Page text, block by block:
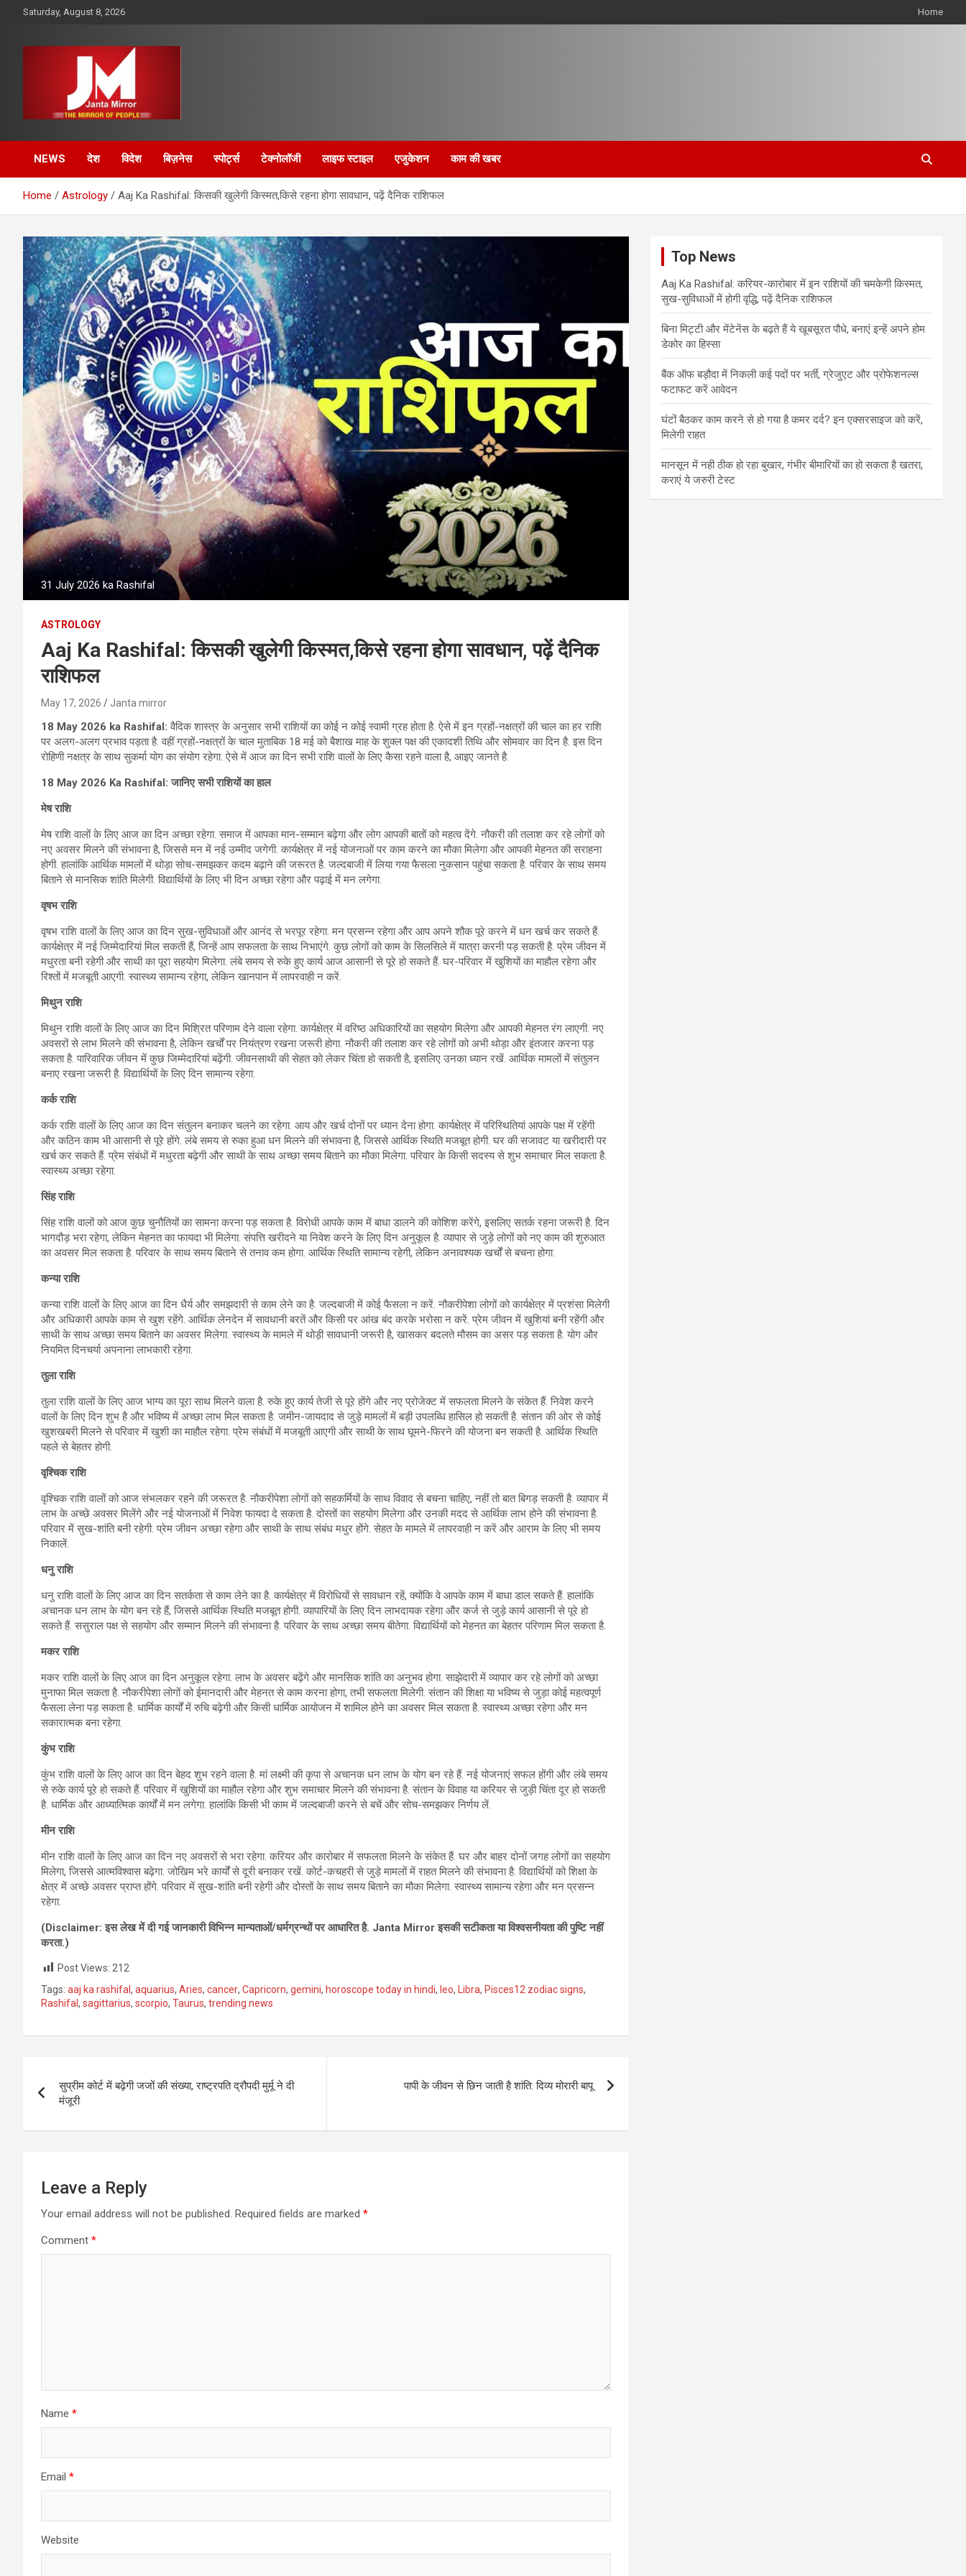
Saturday, August 8, 2026 Home
Janta Mirror
NEWS देश विदेश बिज़नेस स्पोर्ट्स टेक्नोलॉजी लाइफ स्टाइल एजुकेशन काम की खबर
Home Astrology Aaj Ka Rashifal: किसकी खुलेगी किस्मत,किसे रहना होगा सावधान, पढ़ें दैनिक राशिफल
31 July 2026 ka Rashifal
ASTROLOGY
Aaj Ka Rashifal: किसकी खुलेगी किस्मत,किसे रहना होगा सावधान, पढ़ें दैनिक
राशिफल
May 17, 2026 Janta mirror
18 May 2026 ka Rashifal:वैदिक शास्‍त्र के अनुसार सभी राशियों का कोई न कोई स्‍वामी ग्रह होता है. ऐसे में इन ग्रहों-नक्षत्रों की चाल का हर राशि
पर अलग-अलग प्रभाव पड़ता है. वहीं ग्रहों-नक्षत्रों के चाल मुताबिक 18 मई को बैशाख माह के शुक्ल पक्ष की एकादशी तिथि और सोमवार का दिन है. इस दिन
रोहिणी नक्षत्र के साथ सुकर्मा योग का संयोग रहेगा. ऐसे में आज का दिन सभी राशि वालों के लिए कैसा रहने वाला है, आइए जानते है.
18 May 2026 Ka Rashifal: जानिए सभी राशियों का हाल
मेष राशि
मेष राशि वालों के लिए आज का दिन अच्छा रहेगा. समाज में आपका मान-सम्मान बढ़ेगा और लोग आपकी बातों को महत्व देंगे. नौकरी की तलाश कर रहे लोगों को
नए अवसर मिलने की संभावना है, जिससे मन में नई उम्मीद जगेगी. कार्यक्षेत्र में नई योजनाओं पर काम करने का मौका मिलेगा और आपकी मेहनत की सराहना
होगी. हालांकि आर्थिक मामलों में थोड़ा सोच-समझकर कदम बढ़ाने की जरूरत है. जल्दबाजी में लिया गया फैसला नुकसान पहुंचा सकता है. परिवार के साथ समय
बिताने से मानसिक शांति मिलेगी. विद्यार्थियों के लिए भी दिन अच्छा रहेगा और पढ़ाई में मन लगेगा.
वृषभ राशि
वृषभ राशि वालों के लिए आज का दिन सुख-सुविधाओं और आनंद से भरपूर रहेगा. मन प्रसन्न रहेगा और आप अपने शौक पूरे करने में धन खर्च कर सकते हैं.
कार्यक्षेत्र में नई जिम्मेदारियां मिल सकती हैं, जिन्हें आप सफलता के साथ निभाएंगे. कुछ लोगों को काम के सिलसिले में यात्रा करनी पड़ सकती है. प्रेम जीवन में
मधुरता बनी रहेगी और साथी का पूरा सहयोग मिलेगा. लंबे समय से रुके हुए कार्य आज आसानी से पूरे हो सकते हैं. घर-परिवार में खुशियों का माहौल रहेगा और
रिश्तों में मजबूती आएगी. स्वास्थ्य सामान्य रहेगा, लेकिन खानपान में लापरवाही न करें.
मिथुन राशि
मिथुन राशि वालों के लिए आज का दिन मिश्रित परिणाम देने वाला रहेगा. कार्यक्षेत्र में वरिष्ठ अधिकारियों का सहयोग मिलेगा और आपकी मेहनत रंग लाएगी. नए
अवसरों से लाभ मिलने की संभावना है, लेकिन खर्चों पर नियंत्रण रखना जरूरी होगा. नौकरी की तलाश कर रहे लोगों को अभी थोड़ा और इंतजार करना पड़
सकता है. पारिवारिक जीवन में कुछ जिम्मेदारियां बढ़ेंगी. जीवनसाथी की सेहत को लेकर चिंता हो सकती है, इसलिए उनका ध्यान रखें. आर्थिक मामलों में संतुलन
बनाए रखना जरूरी है. विद्यार्थियों के लिए दिन सामान्य रहेगा.
कर्क राशि
कर्क राशि वालों के लिए आज का दिन संतुलन बनाकर चलने का रहेगा. आय और खर्च दोनों पर ध्यान देना होगा. कार्यक्षेत्र में परिस्थितियां आपके पक्ष में रहेंगी
और कठिन काम भी आसानी से पूरे होंगे. लंबे समय से रुका हुआ धन मिलने की संभावना है, जिससे आर्थिक स्थिति मजबूत होगी. घर की सजावट या खरीदारी पर
खर्च कर सकते हैं. प्रेम संबंधों में मधुरता बढ़ेगी और साथी के साथ अच्छा समय बिताने का मौका मिलेगा. परिवार के किसी सदस्य से शुभ समाचार मिल सकता है.
स्वास्थ्य अच्छा रहेगा.
सिंह राशि
सिंह राशि वालों को आज कुछ चुनौतियों का सामना करना पड़ सकता है. विरोधी आपके काम में बाधा डालने की कोशिश करेंगे, इसलिए सतर्क रहना जरूरी है. दिन
भागदौड़ भरा रहेगा, लेकिन मेहनत का फायदा भी मिलेगा. संपत्ति खरीदने या निवेश करने के लिए दिन अनुकूल है. व्यापार से जुड़े लोगों को नए काम की शुरुआत
का अवसर मिल सकता है. परिवार के साथ समय बिताने से तनाव कम होगा. आर्थिक स्थिति सामान्य रहेगी, लेकिन अनावश्यक खर्चों से बचना होगा.
कन्या राशि
कन्या राशि वालों के लिए आज का दिन धैर्य और समझदारी से काम लेने का है. जल्दबाजी में कोई फैसला न करें. नौकरीपेशा लोगों को कार्यक्षेत्र में प्रशंसा मिलेगी
और अधिकारी आपके काम से खुश रहेंगे. आर्थिक लेनदेन में सावधानी बरतें और किसी पर आंख बंद करके भरोसा न करें. प्रेम जीवन में खुशियां बनी रहेंगी और
साथी के साथ अच्छा समय बिताने का अवसर मिलेगा. स्वास्थ्य के मामले में थोड़ी सावधानी जरूरी है, खासकर बदलते मौसम का असर पड़ सकता है. योग और
नियमित दिनचर्या अपनाना लाभकारी रहेगा.
तुला राशि
तुला राशि वालों के लिए आज भाग्य का पूरा साथ मिलने वाला है. रुके हुए कार्य तेजी से पूरे होंगे और नए प्रोजेक्ट में सफलता मिलने के संकेत हैं. निवेश करने
वालों के लिए दिन शुभ है और भविष्य में अच्छा लाभ मिल सकता है. जमीन-जायदाद से जुड़े मामलों में बड़ी उपलब्धि हासिल हो सकती है. संतान की ओर से कोई
खुशखबरी मिलने से परिवार में खुशी का माहौल रहेगा. प्रेम संबंधों में मजबूती आएगी और साथी के साथ घूमने-फिरने की योजना बन सकती है. आर्थिक स्थिति
पहले से बेहतर होगी.
वृश्चिक राशि
वृश्चिक राशि वालों को आज संभलकर रहने की जरूरत है. नौकरीपेशा लोगों को सहकर्मियों के साथ विवाद से बचना चाहिए, नहीं तो बात बिगड़ सकती है. व्यापार में
लाभ के अच्छे अवसर मिलेंगे और नई योजनाओं में निवेश फायदा दे सकता है. दोस्तों का सहयोग मिलेगा और उनकी मदद से आर्थिक लाभ होने की संभावना है.
परिवार में सुख-शांति बनी रहेगी. प्रेम जीवन अच्छा रहेगा और साथी के साथ संबंध मधुर होंगे. सेहत के मामले में लापरवाही न करें और आराम के लिए भी समय
निकालें.
धनु राशि
धनु राशि वालों के लिए आज का दिन सतर्कता से काम लेने का है. कार्यक्षेत्र में विरोधियों से सावधान रहें, क्योंकि वे आपके काम में बाधा डाल सकते हैं. हालांकि
अचानक धन लाभ के योग बन रहे हैं, जिससे आर्थिक स्थिति मजबूत होगी. व्यापारियों के लिए दिन लाभदायक रहेगा और कर्ज से जुड़े कार्य आसानी से पूरे हो
सकते हैं. ससुराल पक्ष से सहयोग और सम्मान मिलने की संभावना है. परिवार के साथ अच्छा समय बीतेगा. विद्यार्थियों को मेहनत का बेहतर परिणाम मिल सकता है.
मकर राशि
मकर राशि वालों के लिए आज का दिन अनुकूल रहेगा. लाभ के अवसर बढ़ेंगे और मानसिक शांति का अनुभव होगा. साझेदारी में व्यापार कर रहे लोगों को अच्छा
मुनाफा मिल सकता है. नौकरीपेशा लोगों को ईमानदारी और मेहनत से काम करना होगा, तभी सफलता मिलेगी. संतान की शिक्षा या भविष्य से जुड़ा कोई महत्वपूर्ण
फैसला लेना पड़ सकता है. धार्मिक कार्यों में रुचि बढ़ेगी और किसी धार्मिक आयोजन में शामिल होने का अवसर मिल सकता है. स्वास्थ्य अच्छा रहेगा और मन
सकारात्मक बना रहेगा.
कुंभ राशि
कुंभ राशि वालों के लिए आज का दिन बेहद शुभ रहने वाला है. मां लक्ष्मी की कृपा से अचानक धन लाभ के योग बन रहे हैं. नई योजनाएं सफल होंगी और लंबे समय
से रुके कार्य पूरे हो सकते हैं. परिवार में खुशियों का माहौल रहेगा और शुभ समाचार मिलने की संभावना है. संतान के विवाह या करियर से जुड़ी चिंता दूर हो सकती
है. धार्मिक और आध्यात्मिक कार्यों में मन लगेगा. हालांकि किसी भी काम में जल्दबाजी करने से बचें और सोच-समझकर निर्णय लें.
मीन राशि
मीन राशि वालों के लिए आज का दिन नए अवसरों से भरा रहेगा. करियर और कारोबार में सफलता मिलने के संकेत हैं. घर और बाहर दोनों जगह लोगों का सहयोग
मिलेगा, जिससे आत्मविश्वास बढ़ेगा. जोखिम भरे कार्यों से दूरी बनाकर रखें. कोर्ट-कचहरी से जुड़े मामलों में राहत मिलने की संभावना है. विद्यार्थियों को शिक्षा के
क्षेत्र में अच्छे अवसर प्राप्त होंगे. परिवार में सुख-शांति बनी रहेगी और दोस्तों के साथ समय बिताने का मौका मिलेगा. स्वास्थ्य सामान्य रहेगा और मन प्रसन्न
रहेगा.
(Disclaimer: इस लेख में दी गई जानकारी विभिन्‍न मान्‍यताओं/धर्मग्रन्‍थों पर आधारित है. Janta Mirror इसकी सटीकता या विश्‍वसनीयता की पुष्टि नहीं
करता.)
Post Views: 212
Tags: aaj ka rashifal, aquarius, Aries, cancer, Capricorn, gemini, horoscope today in hindi, leo, Libra, Pisces12 zodiac signs,
Rashifal, sagittarius, scorpio, Taurus, trending news
navigation
सुप्रीम कोर्ट में बढ़ेगी जजों की संख्या, राष्ट्रपति द्रौपदी मुर्मू ने दी
मंजूरी
पापी के जीवन से छिन जाती है शांति: दिव्य मोरारी बापू
Leave a Reply
Your email address will not be published. Required fields are marked *
Comment *
Name *
Email *
Website
Top News
Aaj Ka Rashifal: करियर-कारोबार में इन राशियों की चमकेगी किस्मत,
सुख-सुविधाओं में होगी वृद्धि, पढ़ें दैनिक राशिफल
बिना मिट्टी और मेंटेनेंस के बढ़ते हैं ये खूबसूरत पौधे, बनाएं इन्‍हें अपने होम
डेकोर का हिस्‍सा
बैंक ऑफ बड़ौदा में निकली कई पदों पर भर्ती, ग्रेजुएट और प्रोफेशनल्स
फटाफट करें आवेदन
घंटों बैठकर काम करने से हो गया है कमर दर्द? इन एक्सरसाइज को करें,
मिलेगी राहत
मानसून में नही ठीक हो रहा बुखार, गंभीर बीमारियों का हो सकता है खतरा,
कराएं ये जरुरी टेस्ट